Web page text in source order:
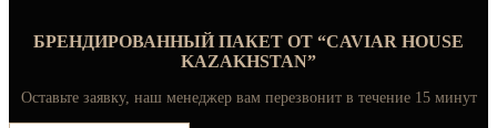
БРЕНДИРОВАННЫЙ ПАКЕТ ОТ “CAVIAR HOUSE
KAZAKHSTAN”
Оставьте заявку, наш менеджер вам перезвонит в течение 15 минут